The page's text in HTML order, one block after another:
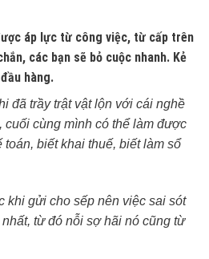
áp lực từ công việc, từ cấp trên
các bạn sẽ bỏ cuộc nhanh. Kẻ
hàng.
đã trầy trật vật lộn với cái nghề
cuối cùng mình có thể làm được
biết khai thuế, biết làm sổ
khi gửi cho sếp nên việc sai sót
từ đó nỗi sợ hãi nó cũng từ